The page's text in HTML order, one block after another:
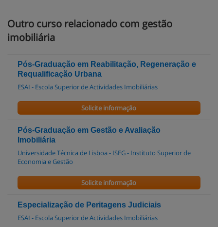
Outro curso relacionado com gestão
imobiliária
Pós-Graduação em Reabilitação, Regeneração e
Requalificação Urbana
ESAI - Escola Superior de Actividades Imobiliárias
Solicite informação
Pós-Graduação em Gestão e Avaliação
Imobiliária
Universidade Técnica de Lisboa - ISEG - Instituto Superior de
Economia e Gestão
Solicite informação
Especialização de Peritagens Judiciais
ESAI - Escola Superior de Actividades Imobiliárias